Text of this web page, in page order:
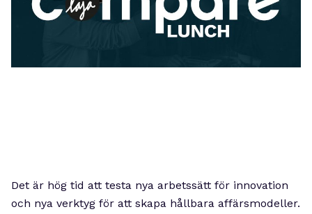
Det är hög tid att testa nya arbetssätt för innovation
och nya verktyg för att skapa hållbara affärsmodeller.